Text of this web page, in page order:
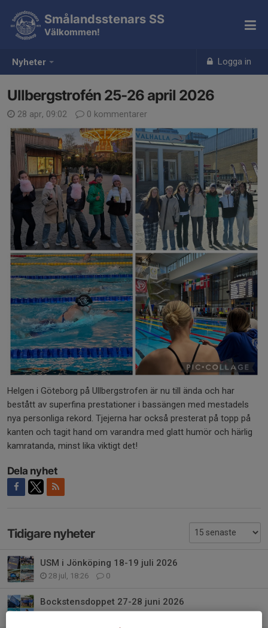
Nyheter Logga in
Smålandsstenars SS
Välkommen!
Ullbergstrofén 25-26 april 2026
28 apr, 09:02 0 kommentarer
Helgen i Göteborg på Ullbergstrofen är nu till ända och har
bestått av superfina prestationer i bassängen med mestadels
nya personliga rekord. Tjejerna har också presterat på topp på
kanten och tagit hand om varandra med glatt humör och härlig
kamratanda, minst lika viktigt det!
Dela nyhet
Tidigare nyheter
USM i Jönköping 18-19 juli 2026
28 jul, 18:26 0
Bockstensdoppet 27-28 juni 2026
28 jul, 18:22 0